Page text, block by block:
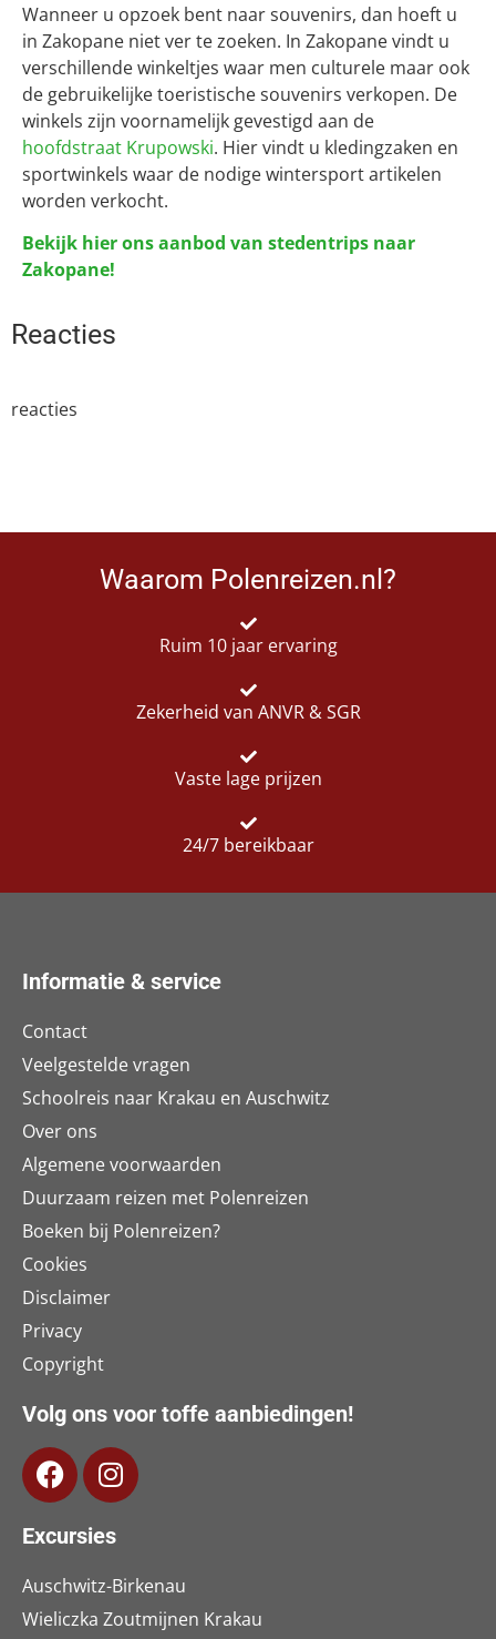
Wanneer u opzoek bent naar souvenirs, dan hoeft u
in Zakopane niet ver te zoeken. In Zakopane vindt u
verschillende winkeltjes waar men culturele maar ook
de gebruikelijke toeristische souvenirs verkopen. De
winkels zijn voornamelijk gevestigd aan de
hoofdstraat Krupowski. Hier vindt u kledingzaken en
sportwinkels waar de nodige wintersport artikelen
worden verkocht.
Bekijk hier ons aanbod van stedentrips naar
Zakopane!
Reacties
reacties
Waarom Polenreizen.nl?
Ruim 10 jaar ervaring
Zekerheid van ANVR & SGR
Vaste lage prijzen
24/7 bereikbaar
Informatie & service
Contact
Veelgestelde vragen
Schoolreis naar Krakau en Auschwitz
Over ons
Algemene voorwaarden
Duurzaam reizen met Polenreizen
Boeken bij Polenreizen?
Cookies
Disclaimer
Privacy
Copyright
Volg ons voor toffe aanbiedingen!
Excursies
Auschwitz-Birkenau
Wieliczka Zoutmijnen Krakau